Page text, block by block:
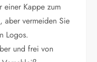
einer Kappe zum
aber vermeiden Sie
Logos.
und frei von